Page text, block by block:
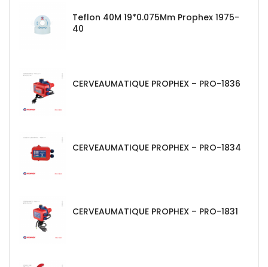
Teflon 40M 19*0.075Mm Prophex 1975-
40
CERVEAUMATIQUE PROPHEX – PRO-1836
CERVEAUMATIQUE PROPHEX – PRO-1834
CERVEAUMATIQUE PROPHEX – PRO-1831